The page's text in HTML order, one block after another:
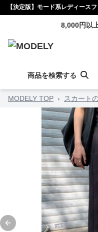
【決定版】モード系レディース
8,000円以
商品を検索する
MODELY TOP › スカート
Previous slide